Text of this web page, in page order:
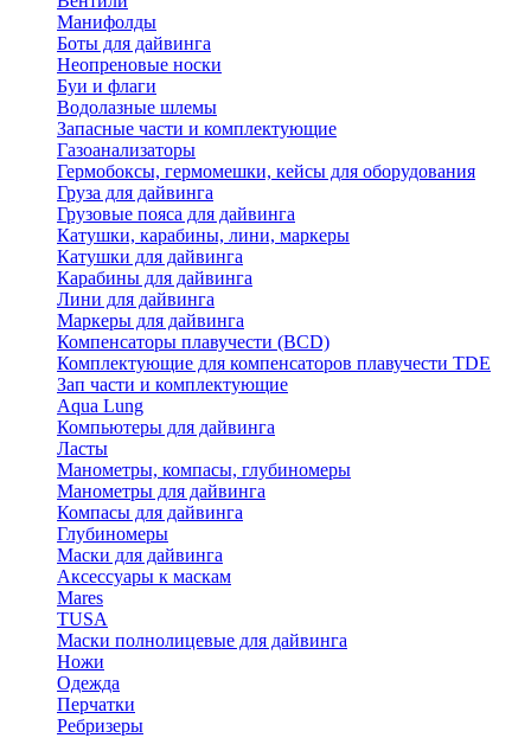
Манифолды
Боты для дайвинга
Неопреновые носки
Буи и флаги
Водолазные шлемы
Запасные части и комплектующие
Газоанализаторы
Гермобоксы, гермомешки, кейсы для оборудования
Груза для дайвинга
Грузовые пояса для дайвинга
Катушки, карабины, лини, маркеры
Катушки для дайвинга
Карабины для дайвинга
Лини для дайвинга
Маркеры для дайвинга
Компенсаторы плавучести (BCD)
Комплектующие для компенсаторов плавучести TDE
Зап части и комплектующие
Aqua Lung
Компьютеры для дайвинга
Ласты
Манометры, компасы, глубиномеры
Манометры для дайвинга
Компасы для дайвинга
Глубиномеры
Маски для дайвинга
Аксессуары к маскам
Mares
TUSA
Маски полнолицевые для дайвинга
Ножи
Одежда
Перчатки
Ребризеры